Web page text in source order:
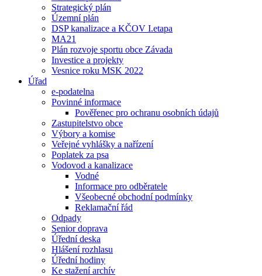
Strategický plán
Územní plán
DSP kanalizace a KČOV I.etapa
MA21
Plán rozvoje sportu obce Závada
Investice a projekty
Vesnice roku MSK 2022
Úřad
e-podatelna
Povinné informace
Pověřenec pro ochranu osobních údajů
Zastupitelstvo obce
Výbory a komise
Veřejné vyhlášky a nařízení
Poplatek za psa
Vodovod a kanalizace
Vodné
Informace pro odběratele
Všeobecné obchodní podmínky
Reklamační řád
Odpady
Senior doprava
Úřední deska
Hlášení rozhlasu
Úřední hodiny
Ke stažení archív